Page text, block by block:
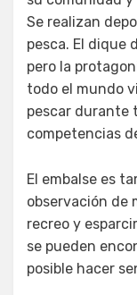
Se realizan
pesca. El dique
pero la
todo el mundo
pescar durante
competencias
El embalse es
observación de
recreo y
se pueden
posible hacer